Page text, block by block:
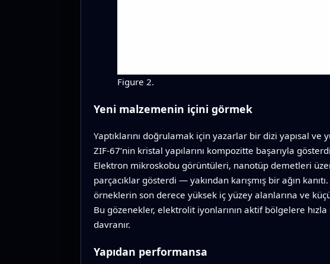
Figure 2.
Yeni malzemenin içini görmek
Yaptıklarını doğrulamak için yazarlar bir dizi yapısal ve
ZIF‑67’nin kristal yapılarını kompozitte başarıyla
Elektron mikroskobu görüntüleri, nanotüp demetleri
parçacıklar gösterdi — yakından karışmış bir ağın
örneklerin son derece yüksek iç yüzey alanlarına ve
Bu gözenekler, elektrolit iyonlarının aktif bölgelere
davranır.
Yapıdan performansa